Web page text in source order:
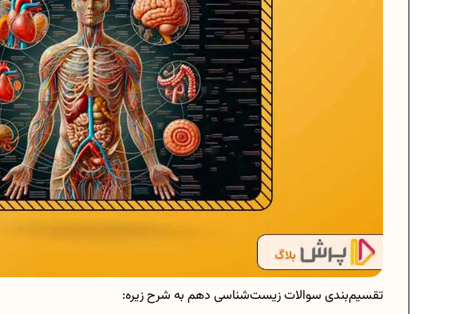
تقسیم‌بندی سوالات زیست‌شناسی دهم به شرح زیره: